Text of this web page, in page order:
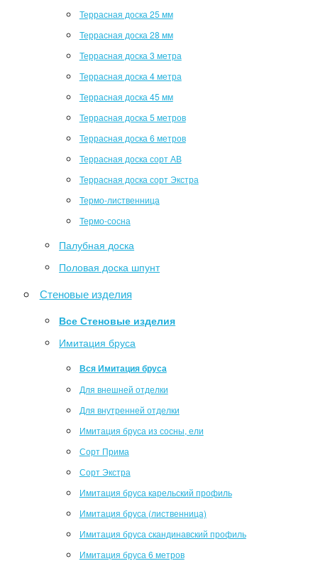
Террасная доска 25 мм
Террасная доска 28 мм
Террасная доска 3 метра
Террасная доска 4 метра
Террасная доска 45 мм
Террасная доска 5 метров
Террасная доска 6 метров
Террасная доска сорт АВ
Террасная доска сорт Экстра
Термо-лиственница
Термо-сосна
Палубная доска
Половая доска шпунт
Стеновые изделия
Все Стеновые изделия
Имитация бруса
Вся Имитация бруса
Для внешней отделки
Для внутренней отделки
Имитация бруса из сосны, ели
Сорт Прима
Сорт Экстра
Имитация бруса карельский профиль
Имитация бруса (лиственница)
Имитация бруса скандинавский профиль
Имитация бруса 6 метров